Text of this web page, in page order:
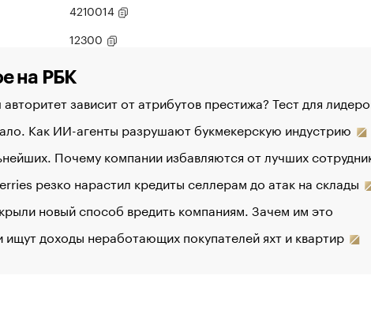
4210014
12300
на РБК
зависит от атрибутов престижа? Тест для
Как ИИ-агенты разрушают букмекерскую индустрию
Почему компании избавляются от лучших
резко нарастил кредиты селлерам до атак на склады
новый способ вредить компаниям. Зачем им это
ищут доходы неработающих покупателей яхт и квартир